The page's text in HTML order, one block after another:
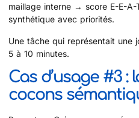
maillage interne → score E-E-
synthétique avec priorités.
Une tâche qui représentait une
5 à 10 minutes.
Cas d’usage #3
cocons